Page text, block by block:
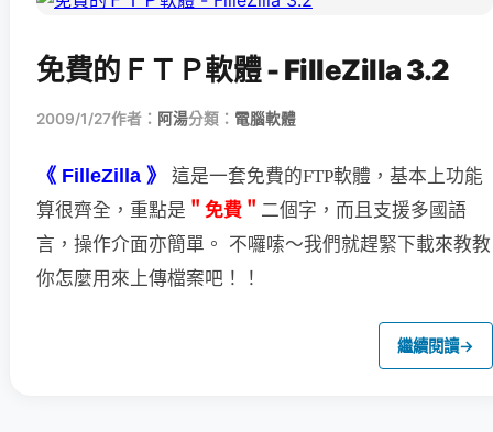
免費的ＦＴＰ軟體 - FilleZilla 3.2
2009/1/27作者： 阿湯分類： 電腦軟體
《 FilleZilla 》
這是一套免費的FTP軟體，基本上功能
算很齊全，重點是 ＂免費＂ 二個字， 而且支援多國語
言，操作介面亦簡單。
不囉嗦～我們就趕緊下載來教教
你怎麼用來上傳檔案吧！！
繼續閱讀→